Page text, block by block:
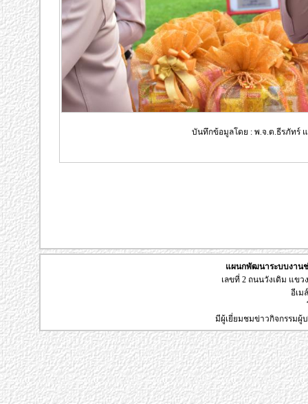
บันทึกข้อมูลโดย : พ.จ.ต.ธีรภัทร์ แ
แผนกพัฒนาระบบงานช่
เลขที่ 2 ถนนวังเดิม แขว
อีเม
มีผู้เยี่ยมชมข่าวกิจกรรม